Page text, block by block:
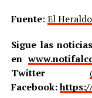
Fuente: El Heraldo
Sigue las
en
Twitter
Facebook: